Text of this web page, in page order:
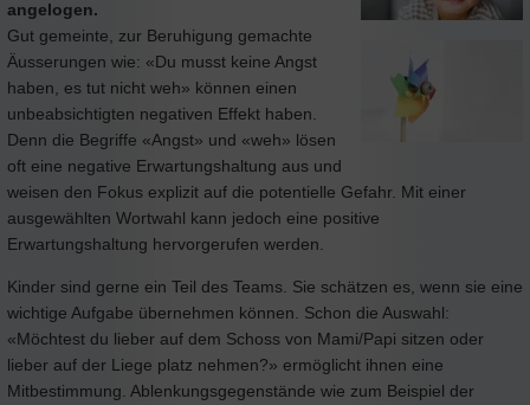
angelogen.
Gut gemeinte, zur Beruhigung gemachte
Äusserungen wie: «Du musst keine Angst
haben, es tut nicht weh» können einen
unbeabsichtigten negativen Effekt haben.
Denn die Begriffe «Angst» und «weh» lösen
oft eine negative Erwartungshaltung aus und
weisen den Fokus explizit auf die potentielle Gefahr. Mit einer
ausgewählten Wortwahl kann jedoch eine positive
Erwartungshaltung hervorgerufen werden.
Kinder sind gerne ein Teil des Teams. Sie schätzen es, wenn sie eine
wichtige Aufgabe übernehmen können. Schon die Auswahl:
«Möchtest du lieber auf dem Schoss von Mami/Papi sitzen oder
lieber auf der Liege platz nehmen?» ermöglicht ihnen eine
Mitbestimmung. Ablenkungsgegenstände wie zum Beispiel der